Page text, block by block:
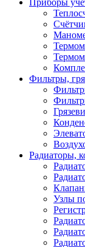
Приборы
Фильтры,
Радиаторы,
Узлы